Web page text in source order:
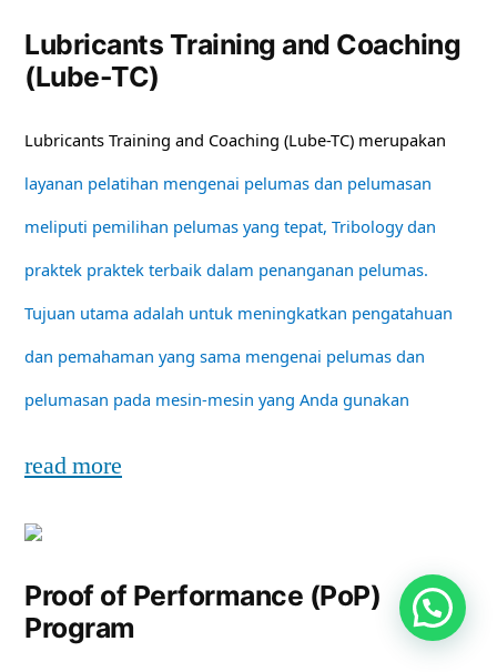
Lubricants Training and Coaching
(Lube-TC)
Lubricants Training and Coaching (Lube-TC) merupakan
layanan pelatihan mengenai pelumas dan pelumasan
meliputi pemilihan pelumas yang tepat, Tribology dan
praktek praktek terbaik dalam penanganan pelumas.
Tujuan utama adalah untuk meningkatkan pengatahuan
dan pemahaman yang sama mengenai pelumas dan
pelumasan pada mesin-mesin yang Anda gunakan
read more
Proof of Performance (PoP)
Program